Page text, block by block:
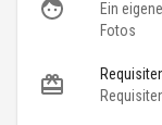
Ein
Fotos